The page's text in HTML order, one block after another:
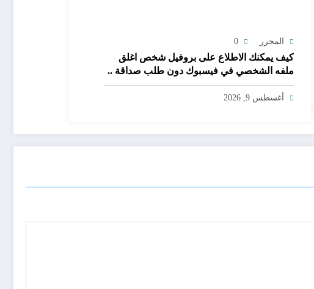
المحرر 0
كيف يمكنك الاطلاع على بروفيل شخص اغلق
ملفه الشخصي في فيسبوك دون طلب صداقة ..
الاطلاع على محتوى صفحة شخص اغلق ملفه
الشخصي في فيسبوك دون طلب صداقة
أغسطس 9, 2026